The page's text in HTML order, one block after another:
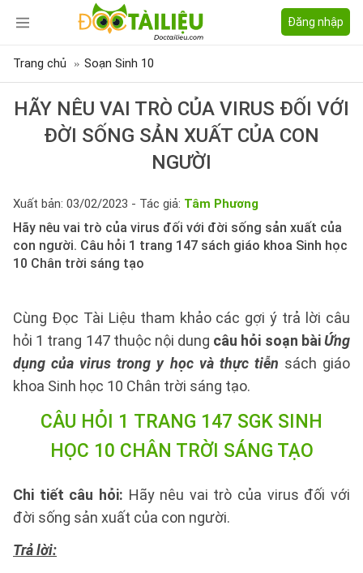
Đăng nhập
Trang chủ Soạn Sinh 10
HÃY NÊU VAI TRÒ CỦA VIRUS ĐỐI VỚI
ĐỜI SỐNG SẢN XUẤT CỦA CON
NGƯỜI
Xuất bản: 03/02/2023 - Tác giả: Tâm Phương
Hãy nêu vai trò của virus đối với đời sống sản xuất của
con người. Câu hỏi 1 trang 147 sách giáo khoa Sinh học
10 Chân trời sáng tạo
Cùng Đọc Tài Liệu tham khảo các gợi ý trả lời câu
hỏi 1 trang 147 thuộc nội dung câu hỏi soạn bàiỨng
dụng của virus trong y học và thực tiễn sách giáo
khoa Sinh học 10 Chân trời sáng tạo.
CÂU HỎI 1 TRANG 147 SGK SINH
HỌC 10 CHÂN TRỜI SÁNG TẠO
Chi tiết câu hỏi: Hãy nêu vai trò của virus đối với
đời sống sản xuất của con người.
Trả lời: